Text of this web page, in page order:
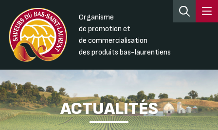
Organisme
de promotion et
de commercialisation
des produits bas-laurentiens
ACTUALITÉS